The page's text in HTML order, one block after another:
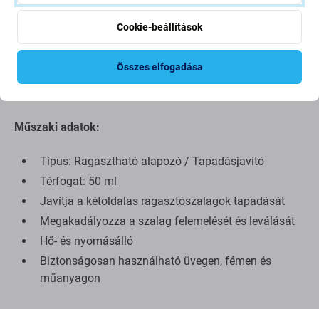
Formulájának köszönhetően megakadályozza a szalag
felcsúszását, javítja a hő- és nyomásállóságot, valamint
megbízhatóságot biztosít a professzionális javítások és
az eszközök összeszerelése során. Könnyen felvihető és
biztonságos a gyakori eszközfelületeken, például fémen,
Műszaki adatok:
Típus: Ragasztható alapozó / Tapadásjavító
Térfogat: 50 ml
Javítja a kétoldalas ragasztószalagok tapadását
Megakadályozza a szalag felemelését és leválását
Hő- és nyomásálló
Biztonságosan használható üvegen, fémen és
műanyagon
Cookie-beállítások
Összes elfogadása